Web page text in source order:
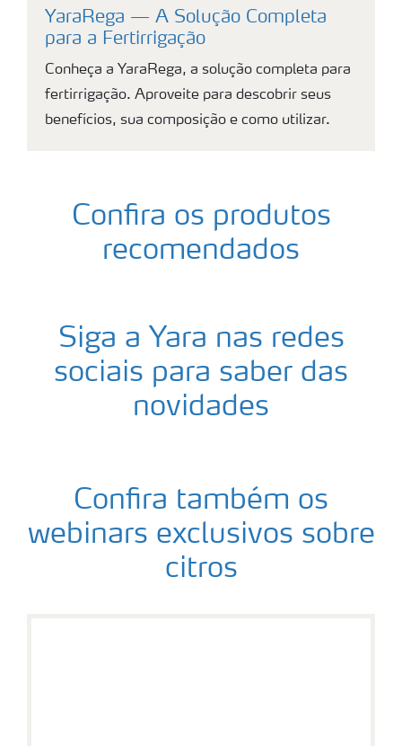
YaraRega — A Solução Completa
para a Fertirrigação
Conheça a YaraRega, a solução completa para
fertirrigação. Aproveite para descobrir seus
benefícios, sua composição e como utilizar.
Confira os produtos
recomendados
Siga a Yara nas redes
sociais para saber das
novidades
Confira também os
webinars exclusivos sobre
citros